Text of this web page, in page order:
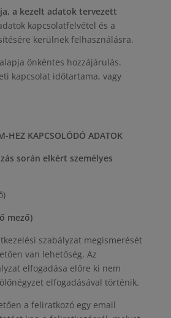
a kezelt adatok tervezett
kapcsolatfelvétel és a
kerülnek felhasználásra.
önkéntes hozzájárulás.
kapcsolat időtartama, vagy
HEZ KAPCSOLÓDÓ ADATOK
során elkért személyes
mező)
szabályzat megismerését
van lehetőség. Az
elfogadása előre ki nem
elfogadásával történik.
a feliratkozó egy email